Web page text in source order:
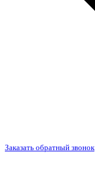
Заказать обратный звонок